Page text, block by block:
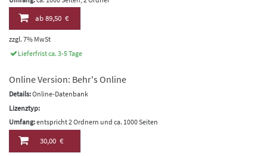
ab89,50 €
zzgl. 7% MwSt
Lieferfrist ca. 3-5 Tage
Online Version: Behr's Online
Details:Online-Datenbank
Lizenztyp:
Umfang:entspricht 2 Ordnern und ca. 1000 Seiten
30,00 €